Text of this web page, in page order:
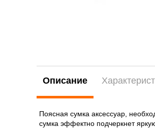
Описание
Поясная сумка аксессуар,
сумка эффектно подчеркнет